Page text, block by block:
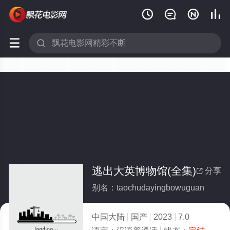
   
 
 分享
逃出大英博物馆(全集)
别名：taochudayingbowuguan
中国大陆 国产 2023
7.0